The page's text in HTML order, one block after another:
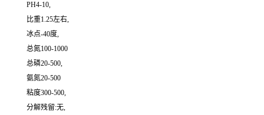
PH4-10,
比重1.25左右,
冰点-40度,
总氮100-1000
总磷20-500,
氨氮20-500
粘度300-500,
分解残留:无,